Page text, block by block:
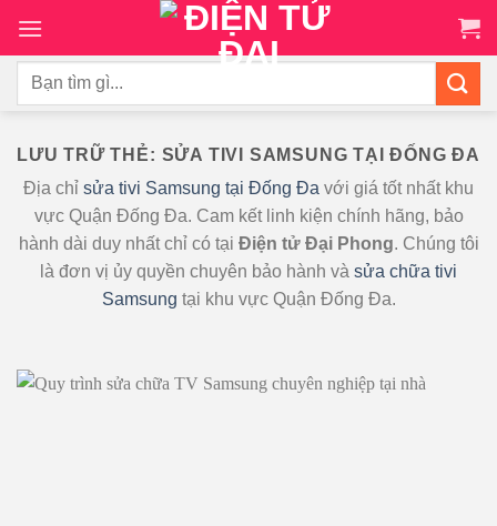
đến
nộiTìm
LƯU TRỮ THẺ: SỬA TIVI SAMSUNG TẠI ĐỐNG ĐA
Địa chỉ sửa tivi Samsung tại Đống Đa với giá tốt nhất khu
vực Quận Đống Đa. Cam kết linh kiện chính hãng, bảo
hành dài duy nhất chỉ có tại Điện tử Đại Phong. Chúng tôi
là đơn vị ủy quyền chuyên bảo hành và sửa chữa tivi
Samsung tại khu vực Quận Đống Đa.